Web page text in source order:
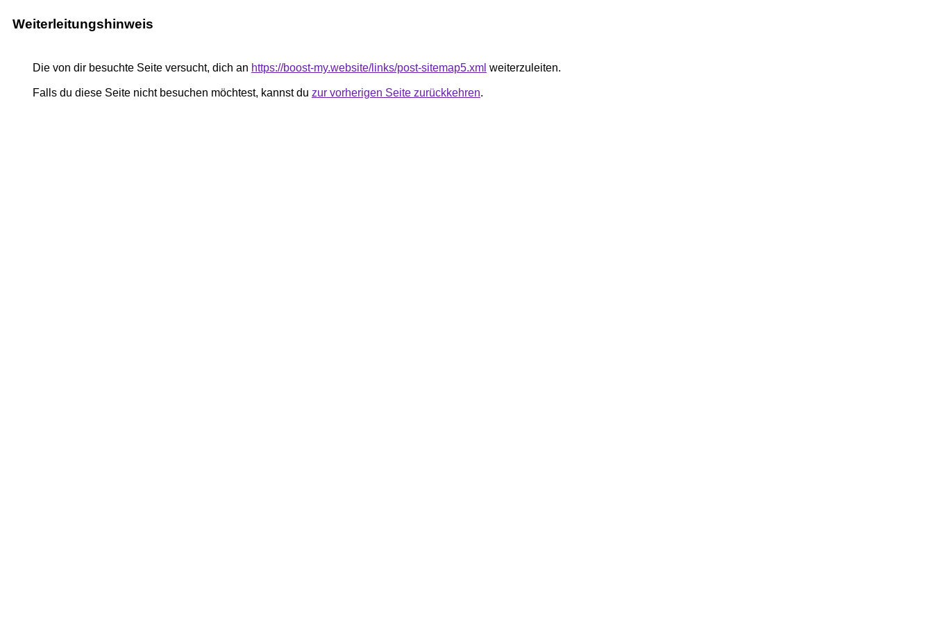
Weiterleitungshinweis
Die von dir besuchte Seite versucht, dich an https://boost-my.website/links/post-sitemap5.xml weiterzuleiten.
Falls du diese Seite nicht besuchen möchtest, kannst du zur vorherigen Seite zurückkehren.